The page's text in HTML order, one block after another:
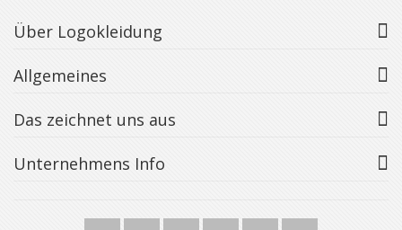
Über Logokleidung
Allgemeines
Das zeichnet uns aus
Unternehmens Info